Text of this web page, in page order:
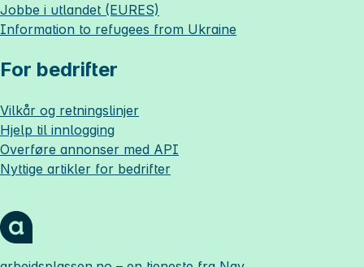
Jobbe i utlandet (EURES)
Information to refugees from Ukraine
For bedrifter
Vilkår og retningslinjer
Hjelp til innlogging
Overføre annonser med API
Nyttige artikler for bedrifter